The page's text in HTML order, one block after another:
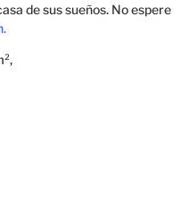
de sus sueños. No espere